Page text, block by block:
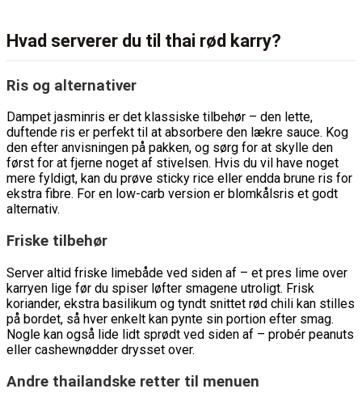
Hvad serverer du til thai rød karry?
Ris og alternativer
Dampet jasminris er det klassiske tilbehør – den lette,
duftende ris er perfekt til at absorbere den lækre sauce. Kog
den efter anvisningen på pakken, og sørg for at skylle den
først for at fjerne noget af stivelsen. Hvis du vil have noget
mere fyldigt, kan du prøve sticky rice eller endda brune ris for
ekstra fibre. For en low-carb version er blomkålsris et godt
alternativ.
Friske tilbehør
Server altid friske limebåde ved siden af – et pres lime over
karryen lige før du spiser løfter smagene utroligt. Frisk
koriander, ekstra basilikum og tyndt snittet rød chili kan stilles
på bordet, så hver enkelt kan pynte sin portion efter smag.
Nogle kan også lide lidt sprødt ved siden af – probér peanuts
eller cashewnødder drysset over.
Andre thailandske retter til menuen